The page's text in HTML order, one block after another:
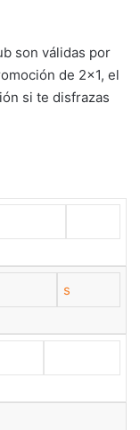
son válidas por
de 2×1, el
si te disfrazas
s